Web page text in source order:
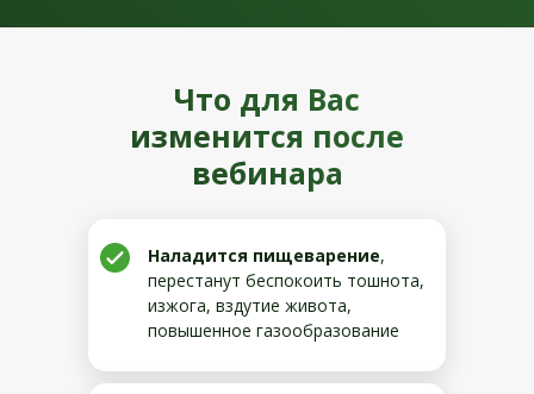
Что для Вас
изменится после
вебинара
Наладится пищеварение,
перестанут беспокоить тошнота,
изжога, вздутие живота,
повышенное газообразование